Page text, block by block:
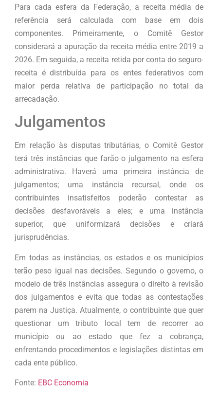
Para cada esfera da Federação, a receita média de
referência será calculada com base em dois
componentes. Primeiramente, o Comitê Gestor
considerará a apuração da receita média entre 2019 a
2026. Em seguida, a receita retida por conta do seguro-
receita é distribuída para os entes federativos com
maior perda relativa de participação no total da
arrecadação.
Julgamentos
Em relação às disputas tributárias, o Comitê Gestor
terá três instâncias que farão o julgamento na esfera
administrativa. Haverá uma primeira instância de
julgamentos; uma instância recursal, onde os
contribuintes insatisfeitos poderão contestar as
decisões desfavoráveis a eles; e uma instância
superior, que uniformizará decisões e criará
jurisprudências.
Em todas as instâncias, os estados e os municípios
terão peso igual nas decisões. Segundo o governo, o
modelo de três instâncias assegura o direito à revisão
dos julgamentos e evita que todas as contestações
parem na Justiça. Atualmente, o contribuinte que quer
questionar um tributo local tem de recorrer ao
município ou ao estado que fez a cobrança,
enfrentando procedimentos e legislações distintas em
cada ente público.
Fonte: EBC Economia